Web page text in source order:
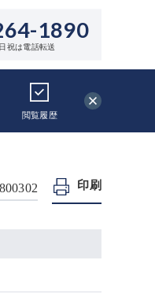
1890
祝は電話転送
閲覧履歴
印刷